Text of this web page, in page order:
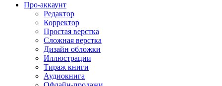
Про-аккаунт
Редактор
Корректор
Простая верстка
Сложная верстка
Дизайн обложки
Иллюстрации
Тираж книги
Аудиокнига